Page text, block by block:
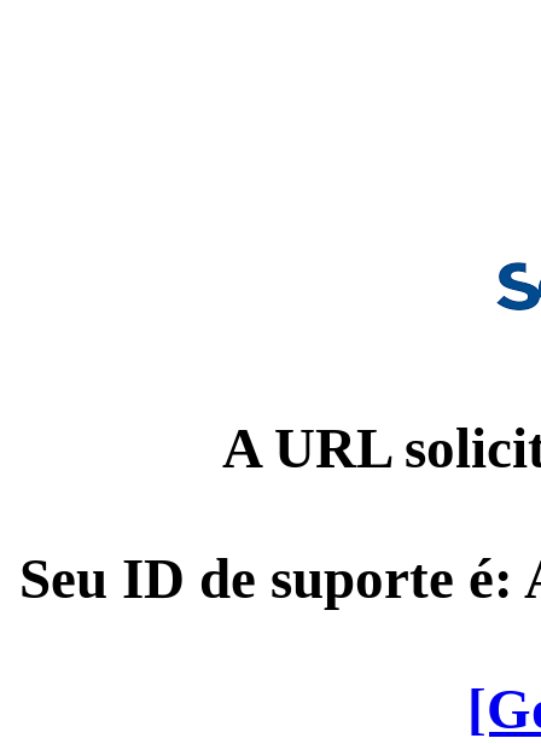
A URL
Seu ID de suporte é: